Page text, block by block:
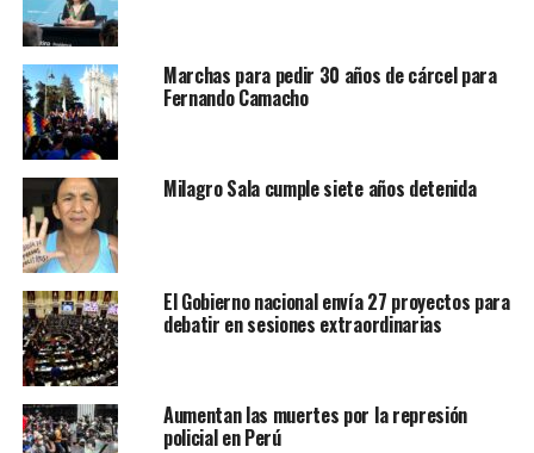
Marchas para pedir 30 años de cárcel para
Fernando Camacho
Milagro Sala cumple siete años detenida
El Gobierno nacional envía 27 proyectos para
debatir en sesiones extraordinarias
Aumentan las muertes por la represión
policial en Perú